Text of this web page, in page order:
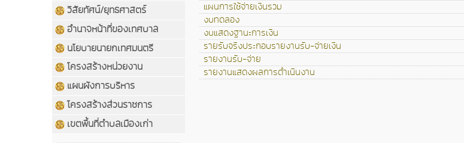
วิสัยทัศน์/ยุทธศาสตร์
อำนาจหน้าที่ของเทศบาล
นโยบายนายกเทศมนตรี
โครงสร้างหน่วยงาน
แผนผังการบริหาร
โครงสร้างส่วนราชการ
เขตพื้นที่ตำบลเมืองเก่า
แผนการใช้จ่ายเงินรวม
งบทดลอง
งบแสดงฐานะการเงิน
รายรับจริงประกอบรายงานรับ-จ่ายเงิน
รายงานรับ-จ่าย
รายงานแสดงผลการดำเนินงาน